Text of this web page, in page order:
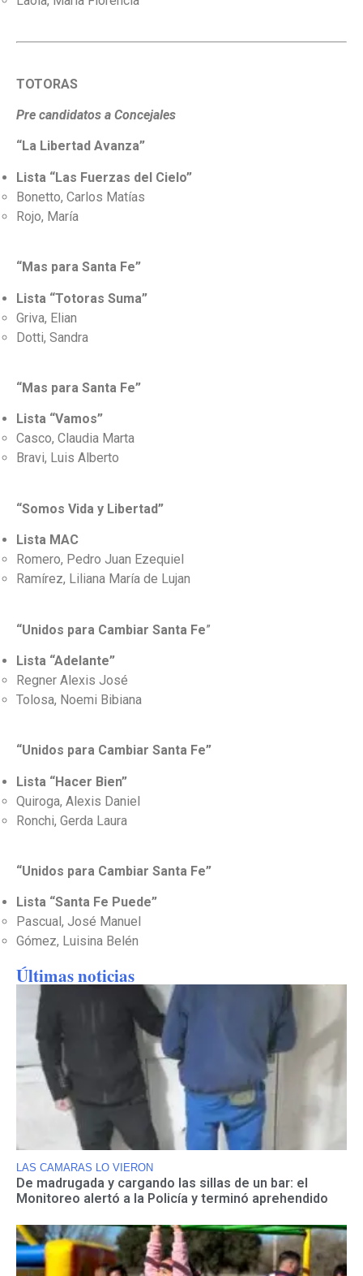
TOTORAS
Pre candidatos a Concejales
“La Libertad Avanza”
Lista “Las Fuerzas del Cielo”
Bonetto, Carlos Matías
Rojo, María
“Mas para Santa Fe”
Lista “Totoras Suma”
Griva, Elian
Dotti, Sandra
“Mas para Santa Fe”
Lista “Vamos”
Casco, Claudia Marta
Bravi, Luis Alberto
“Somos Vida y Libertad”
Lista MAC
Romero, Pedro Juan Ezequiel
Ramírez, Liliana María de Lujan
“Unidos para Cambiar Santa Fe”
Lista “Adelante”
Regner Alexis José
Tolosa, Noemi Bibiana
“Unidos para Cambiar Santa Fe”
Lista “Hacer Bien”
Quiroga, Alexis Daniel
Ronchi, Gerda Laura
“Unidos para Cambiar Santa Fe”
Lista “Santa Fe Puede”
Pascual, José Manuel
Gómez, Luisina Belén
Últimas noticias
LAS CAMARAS LO VIERON
De madrugada y cargando las sillas de un bar: el
Monitoreo alertó a la Policía y terminó aprehendido